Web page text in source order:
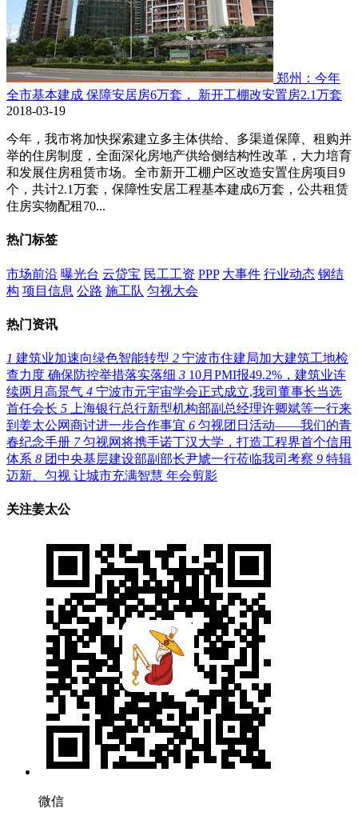
郑州：今年
全市基本建成 保障安居房6万套， 新开工棚改安置房2.1万套
2018-03-19
今年，我市将加快探索建立多主体供给、多渠道保障、租购并
举的住房制度，全面深化房地产供给侧结构性改革，大力培育
和发展住房租赁市场。全市新开工棚户区改造安置住房项目9
个，共计2.1万套，保障性安居工程基本建成6万套，公共租赁
住房实物配租70...
热门标签
市场前沿 曝光台 云贷宝 民工工资 PPP 大事件 行业动态 钢结
构 项目信息 公路 施工队 匀视大会
热门资讯
1 建筑业加速向绿色智能转型 2 宁波市住建局加大建筑工地检
查力度 确保防控举措落实落细 3 10月PMI报49.2%，建筑业连
续两月高景气 4 宁波市元宇宙学会正式成立,我司董事长当选
首任会长 5
上海银行总行新型机构部副总经理许卿斌等一行来
到姜太公网商讨进一步合作事宜 6 匀视团日活动——我们的青
春纪念手册 7 匀视网将携手诺丁汉大学，打造工程界首个信用
体系 8 团中央基层建设部副部长尹虓一行莅临我司考察 9 特辑
迈新、匀视 让城市充满智慧 年会剪影
关注姜太公
微信